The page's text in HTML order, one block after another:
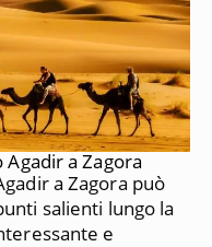
a Zagora
a Zagora può
salienti lungo la
e